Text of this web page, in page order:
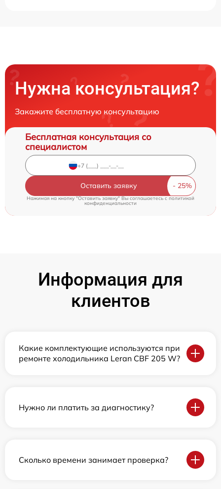
Нужна консультация?
Закажите бесплатную консультацию
Бесплатная консультация со
специалистом
Оставить заявку
Нажимая на кнопку "Оставить заявку" Вы соглашаетесь c политикой
конфиденциальности
Информация для
клиентов
Какие комплектующие используются при
ремонте холодильника Leran CBF 205 W?
Нужно ли платить за диагностику?
Сколько времени занимает проверка?